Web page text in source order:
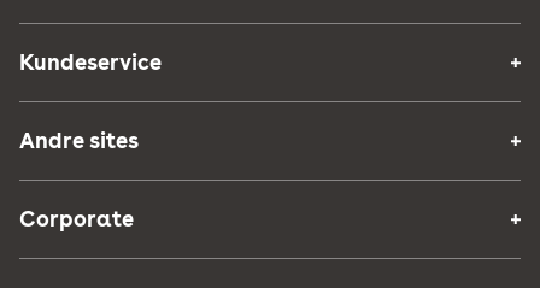
Kundeservice
Andre sites
Corporate